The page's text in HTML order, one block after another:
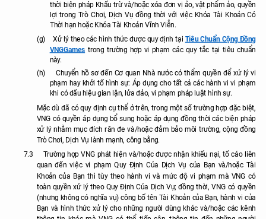
thời biện pháp Khấu trừ và/hoặc xóa đơn vị ảo, vật phẩm ảo, quyền
lợi trong Trò Chơi, Dịch Vụ đồng thời với việc Khóa Tài Khoản Có
Thời hạn hoặc Khóa Tài Khoản Vĩnh Viễn.
(g)
Xử lý theo các hình thức được quy định tại Tiêu Chuẩn Cộng Đồng
VNGGames trong trường hợp vi phạm các quy tắc tại tiêu chuẩn
này.
(h)
Chuyển hồ sơ đến Cơ quan Nhà nước có thẩm quyền để xử lý vi
phạm hay khởi tố hình sự: Áp dụng cho tất cả các hành vi vi phạm
khi có dấu hiệu gian lận, lửa đảo, vi phạm pháp luật hình sự.
Mặc dù đã có quy định cụ thể ở trên, trong một số trường hợp đặc biệt,
VNG có quyền áp dụng bổ sung hoặc áp dụng đồng thời các biện pháp
xử lý nhằm mục đích răn đe và/hoặc đảm bảo môi trường, cộng đồng
Trò Chơi, Dịch Vụ lành mạnh, công bằng.
7.3
Trường hợp VNG phát hiện và/hoặc được nhận khiếu nại, tố cáo liên
quan đến việc vi phạm Quy Định Của Dịch Vụ của Bạn và/hoặc Tài
Khoản của Bạn thì tùy theo hành vi và mức độ vi phạm mà VNG có
toàn quyền xử lý theo Quy Định Của Dịch Vụ; đồng thời, VNG có quyền
(nhưng không có nghĩa vụ) công bố tên Tài Khoản của Bạn, hành vi của
Bạn và hình thức xử lý cho những người dùng khác và/hoặc các kênh